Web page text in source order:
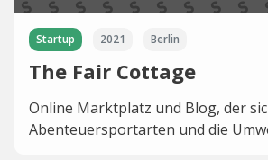
Startup 2021 Berlin
The Fair Cottage
Online Marktplatz und Blog, der
Abenteuersportarten und die